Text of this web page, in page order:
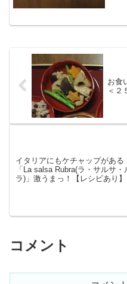
お食
＜２
イタリアにもケチャップがある
「La salsa Rubra(ラ・サルサ・ルーブ
ラ)」激うまっ！【レシピあり】
コメント